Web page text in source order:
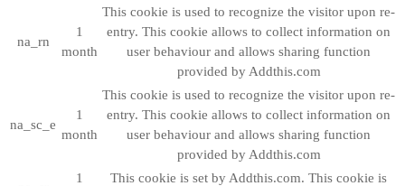
na_rn
1
month
This cookie is used to recognize the visitor upon re-
entry. This cookie allows to collect information on
user behaviour and allows sharing function
provided by Addthis.com
na_sc_e
1
month
This cookie is used to recognize the visitor upon re-
entry. This cookie allows to collect information on
user behaviour and allows sharing function
provided by Addthis.com
1
This cookie is set by Addthis.com. This cookie is